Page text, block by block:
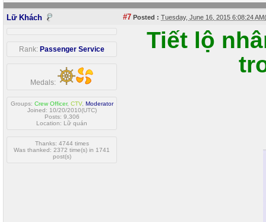
Lữ Khách #7 Posted : Tuesday, June 16, 2015 6:08:24
Rank: Passenger Service
Medals:
Groups: Crew Officer, CTV, Moderator
Joined: 10/20/2010(UTC)
Posts: 9,306
Location: Lữ quán
Thanks: 4744 times
Was thanked: 2372 time(s) in 1741
post(s)
Tiết lộ